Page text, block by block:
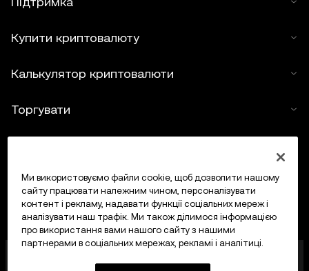
Купити криптовалюту
Калькулятор криптовалюти
Торгувати
назвою OKX, тепер є криптоактивною торгівельною
Ми використовуємо файли cookie, щоб дозволити нашому
сайту працювати належним чином, персоналізувати
контент і рекламу, надавати функції соціальних мереж і
аналізувати наш трафік. Ми також ділимося інформацією
про використання вами нашого сайту з нашими
партнерами в соціальних мережах, рекламі і аналітиці.